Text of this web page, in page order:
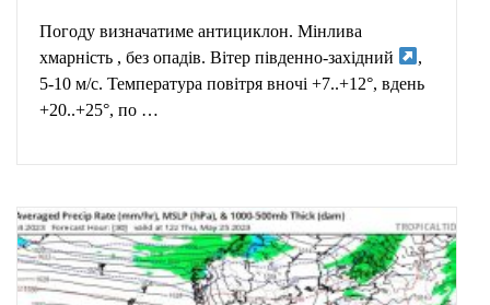
Погоду визначатиме антициклон. Мінлива
хмарність , без опадів. Вітер південно-західний
,
5-10 м/с. Температура повітря вночі +7..+12°, вдень
+20..+25°, по …